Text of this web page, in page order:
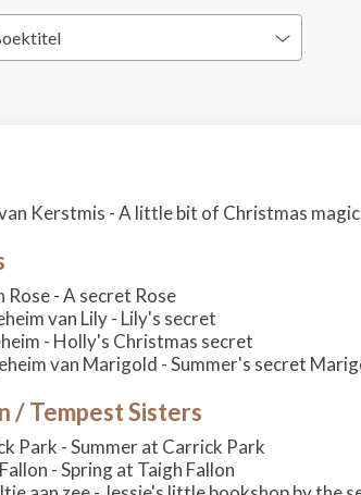
Kerstmis - A little bit of Christmas magic
Rose - A secret Rose
van Lily - Lily's secret
- Holly's Christmas secret
van Marigold - Summer's secret
/ Tempest Sisters
Park - Summer at Carrick Park
- Spring at Taigh Fallon